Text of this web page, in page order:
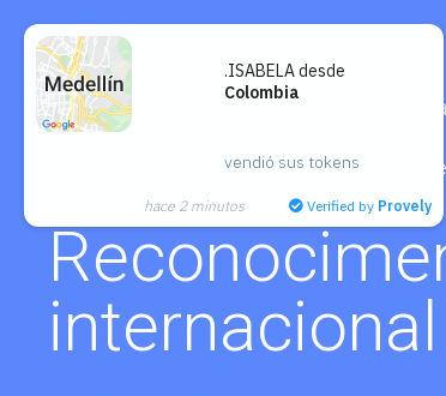
Aliados
mejores
.ISABELA desde
Colombia
vendió sus tokens
hace 2 minutos Verified by Provely